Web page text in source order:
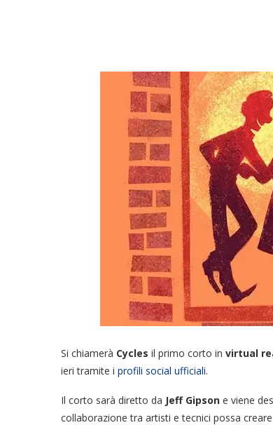
Si chiamerà Cycles il primo corto in virtual
ieri tramite i profili social ufficiali.
Il corto sarà diretto da Jeff Gipson e viene
collaborazione tra artisti e tecnici possa